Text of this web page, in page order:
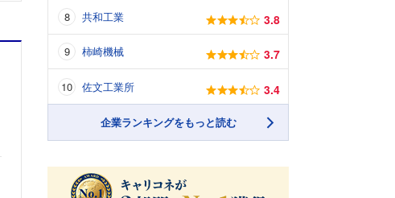
共和工業 3.8
柿崎機械 3.7
佐文工業所 3.4
企業ランキングをもっと読む